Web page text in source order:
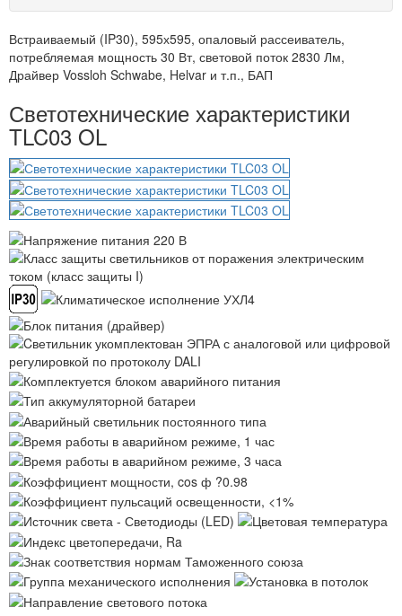
Встраиваемый (IP30), 595х595, опаловый рассеиватель,
потребляемая мощность 30 Вт, световой поток 2830 Лм,
Драйвер Vossloh Schwabe, Helvar и т.п., БАП
Светотехнические характеристики
TLC03 OL